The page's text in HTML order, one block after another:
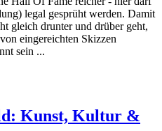
legal gesprüht werden. Damit
gleich drunter und drüber geht,
eingereichten Skizzen
sein ...
Kunst, Kultur &